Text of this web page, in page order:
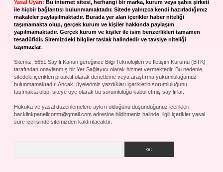
Yasal Uyarı: Bu internet sitesi, herhangi bir marka, kurum veya şahıs şirketi
ile hiçbir bağlantısı bulunmamaktadır. Sitede yalnızca kendi hazırladığımız
makaleler paylaşılmaktadır. Burada yer alan içerikler haber niteliği
taşımamakta olup, gerçek kurum ve kişiler hakkında paylaşım
yapılmamaktadır. Gerçek kurum ve kişiler ile isim benzerlikleri tamamen
tesadüfidir. Sitemizdeki bilgiler taslak halindedir ve tavsiye niteliği
taşımazlar.
Sitemiz, 5651 Sayılı Kanun gereğince Bilgi Teknolojileri ve İletişim Kurumu (BTK)
tarafından onaylanmış bir Yer Sağlayıcı olarak hizmet vermektedir. Bu nedenle,
sitedeki içerikleri proaktif olarak denetleme veya araştırma yükümlülüğümüz
bulunmamaktadır. Ancak, üyelerimiz yazdıkları içeriklerin sorumluluğunu
taşımakta olup, siteye üye olarak bu sorumluluğu kabul etmiş sayılırlar.
Hukuka ve yasal düzenlemelere aykırı olduğunu düşündüğünüz içerikleri,
backlinkpanelicomtr@gmail.com adresine bildirmeniz halinde, ilgili içerikler yasal
süre içerisinde sitemizden kaldırılacaktır.